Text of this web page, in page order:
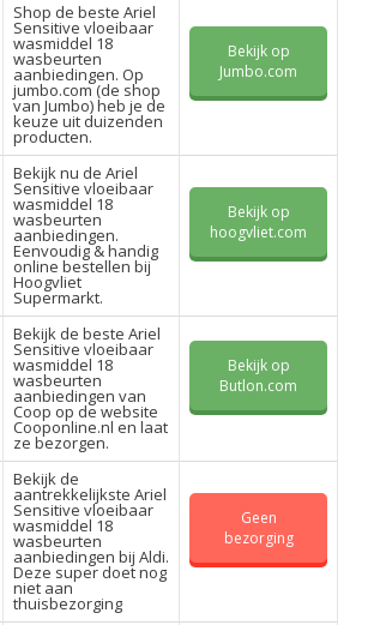
Shop de beste Ariel
Sensitive vloeibaar
wasmiddel 18
wasbeurten
aanbiedingen. Op
jumbo.com (de shop
van Jumbo) heb je de
keuze uit duizenden
producten.
Bekijk op
Jumbo.com
Bekijk nu de Ariel
Sensitive vloeibaar
wasmiddel 18
wasbeurten
aanbiedingen.
Eenvoudig & handig
online bestellen bij
Hoogvliet
Supermarkt.
Bekijk op
hoogvliet.com
Bekijk de beste Ariel
Sensitive vloeibaar
wasmiddel 18
wasbeurten
aanbiedingen van
Coop op de website
Cooponline.nl en laat
ze bezorgen.
Bekijk op
Butlon.com
Bekijk de
aantrekkelijkste Ariel
Sensitive vloeibaar
wasmiddel 18
wasbeurten
aanbiedingen bij Aldi.
Deze super doet nog
niet aan
thuisbezorging
Geen
bezorging